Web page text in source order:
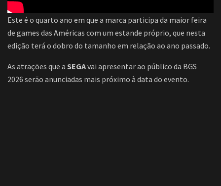
Este é o quarto ano em que a marca participa da maior feira
de games das Américas com um estande próprio, que nesta
edição terá o dobro do tamanho em relação ao ano passado.
As atrações que a SEGAvai apresentar ao público da BGS
2026 serão anunciadas mais próximo à data do evento.